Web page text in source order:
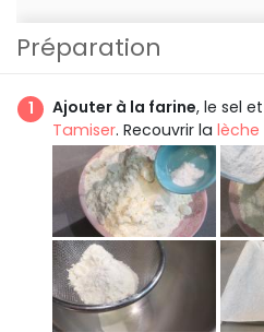
Préparation
Ajouter à la farine, le sel
Tamiser. Recouvrir la lèche